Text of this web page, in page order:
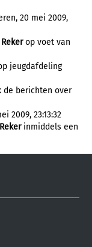
20 mei 2009,
Rekerop voet van
jeugdafdeling
de berichten over
2009, 23:13:32
Rekerinmiddels een